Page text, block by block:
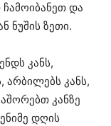
და
ნუშის ზეთი.
კანს,
არბილებს კანს,
კანზე
დღის